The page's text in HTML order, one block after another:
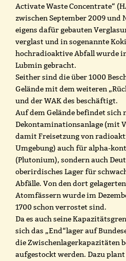
Activate Waste Concentrate“
zwischen September 2009 und
eigens dafür gebauten
verglast und in sogenannte
hochradioaktive Abfall wurde
Lubmin gebracht.
Seither sind die über 1000
Gelände mit dem weiteren
und der WAK des beschäftigt.
Auf dem Gelände befindet sich
Dekontaminationsanlage (mit
damit Freisetzung von
Umgebung) auch für alpha-
(Plutonium), sondern auch
oberirdisches Lager für
Abfälle. Von den dort
Atomfässern wurde im
1700 schon verrostet sind.
Da es auch seine
sich das „End“lager auf
die Zwischenlagerkapazitäten
aufgestockt werden. Dazu